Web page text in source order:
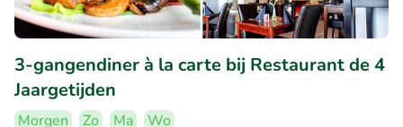
3-gangendiner à la carte bij Restaurant de 4
Jaargetijden
Morgen Zo Ma
Wo